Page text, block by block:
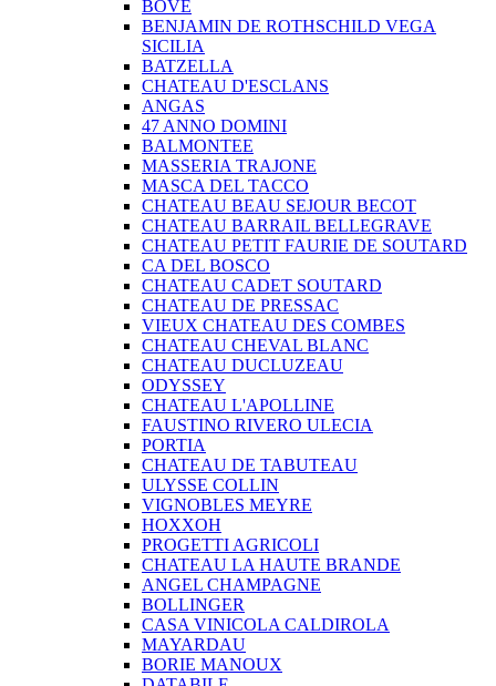
BOVE
BENJAMIN DE ROTHSCHILD VEGA
SICILIA
BATZELLA
CHATEAU D'ESCLANS
ANGAS
47 ANNO DOMINI
BALMONTEE
MASSERIA TRAJONE
MASCA DEL TACCO
CHATEAU BEAU SEJOUR BECOT
CHATEAU BARRAIL BELLEGRAVE
CHATEAU PETIT FAURIE DE SOUTARD
CA DEL BOSCO
CHATEAU CADET SOUTARD
CHATEAU DE PRESSAC
VIEUX CHATEAU DES COMBES
CHATEAU CHEVAL BLANC
CHATEAU DUCLUZEAU
ODYSSEY
CHATEAU L'APOLLINE
FAUSTINO RIVERO ULECIA
PORTIA
CHATEAU DE TABUTEAU
ULYSSE COLLIN
VIGNOBLES MEYRE
HOXXOH
PROGETTI AGRICOLI
CHATEAU LA HAUTE BRANDE
ANGEL CHAMPAGNE
BOLLINGER
CASA VINICOLA CALDIROLA
MAYARDAU
BORIE MANOUX